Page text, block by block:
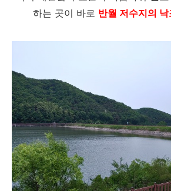
하는 곳이 바로 반월 저수지의 낙